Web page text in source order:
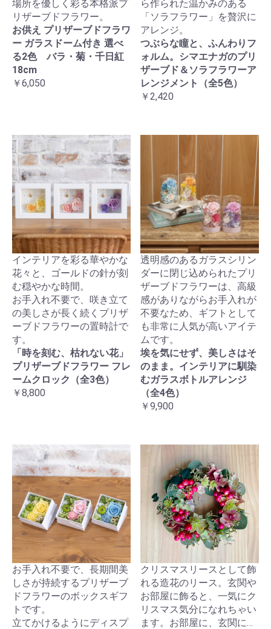
場所を優しく彩る本格派プ
リザーブドフラワー。
お供え プリザーブドフラワ
ー ガラスドーム付き 選べ
る2色 バラ・菊・千日紅
18cm
￥6,050
ら作られた温かみのある
「ソラフラワー」を贅沢に
アレンジ。
つぶらな瞳と、ふんわりフ
ォルム。シマエナガのプリ
ザーブド＆ソラフラワーア
レンジメント（全5色）
￥2,420
インテリアを彩る華やかな
花々と、ゴールドの針が刻
む穏やかな時間。
お手入れ不要で、咲き立て
の美しさが長く続くプリザ
ーブドフラワーの置時計で
す。
「時を刻む、枯れない花」
プリザーブドフラワー フレ
ームクロック（全3色）
￥8,800
透明感のあるガラスシリン
ダーに閉じ込められたプリ
ザーブドフラワーは、高級
感がありながらお手入れが
不要なため、ギフトとして
も非常に人気が高いアイテ
ムです。
埃を気にせず、美しさはそ
のまま。インテリアに馴染
むガラスボトルアレンジ
（全4色）
￥9,900
お手入れ不要で、長期間美
しさが持続するプリザーブ
ドフラワーのボックスギフ
トです。
立てかけるようにディスプ
クリスマスリースとして飾
れる造花のリース。玄関や
お部屋に飾ると、一気にク
リスマス気分になれちゃい
ます。お部屋に、玄関に…